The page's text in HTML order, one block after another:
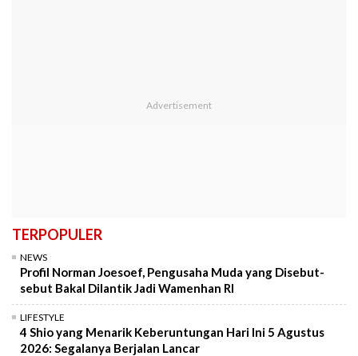
TERPOPULER
NEWS
Profil Norman Joesoef, Pengusaha Muda yang Disebut-
sebut Bakal Dilantik Jadi Wamenhan RI
LIFESTYLE
4 Shio yang Menarik Keberuntungan Hari Ini 5 Agustus
2026: Segalanya Berjalan Lancar